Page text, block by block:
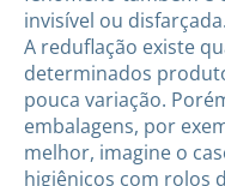
invisível ou disfarçada.
A reduflação existe
determinados
pouca variação.
embalagens, por
melhor, imagine o
higiênicos com rolos